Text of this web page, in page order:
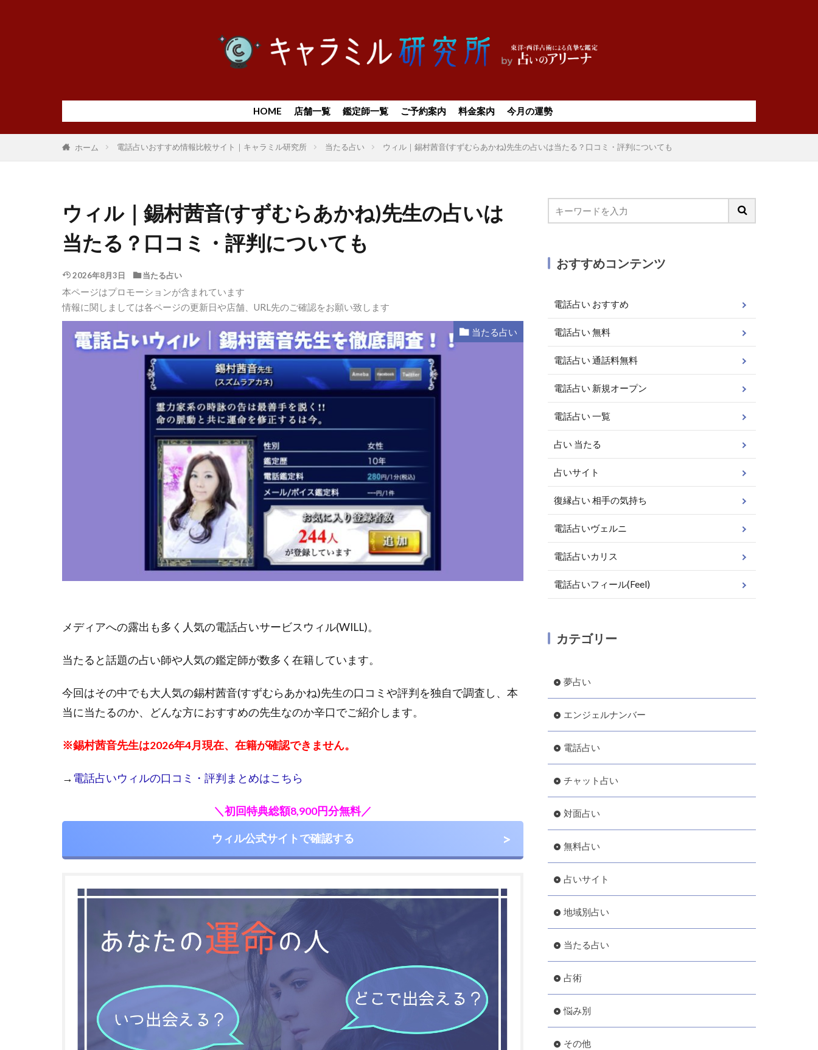
HOME 店舗一覧 鑑定師一覧 ご予約案内 料金案内 今月の運勢
ホーム 電話占いおすすめ情報比較サイト｜キャラミル研究所 当たる占い ウィル｜錫村茜音(すずむらあかね)先生の占いは当たる？口コミ・評判についても
ウィル｜錫村茜音(すずむらあかね)先生の占いは
当たる？口コミ・評判についても
2026年8月3日 当たる占い
本ページはプロモーションが含まれています
情報に関しましては各ページの更新日や店舗、URL先のご確認をお願い致します
当たる占い
メディアへの露出も多く人気の電話占いサービスウィル(WILL)。
当たると話題の占い師や人気の鑑定師が数多く在籍しています。
今回はその中でも大人気の錫村茜音(すずむらあかね)先生の口コミや評判を独自で調査し、本
当に当たるのか、どんな方におすすめの先生なのか辛口でご紹介します。
※錫村茜音先生は2026年4月現在、在籍が確認できません。
→電話占いウィルの口コミ・評判まとめはこちら
＼初回特典総額8,900円分無料／
ウィル公式サイトで確認する
おすすめコンテンツ
電話占い おすすめ
電話占い 無料
電話占い 通話料無料
電話占い 新規オープン
電話占い 一覧
占い 当たる
占いサイト
復縁占い 相手の気持ち
電話占いヴェルニ
電話占いカリス
電話占いフィール(Feel)
カテゴリー
夢占い
エンジェルナンバー
電話占い
チャット占い
対面占い
無料占い
占いサイト
地域別占い
当たる占い
占術
悩み別
その他